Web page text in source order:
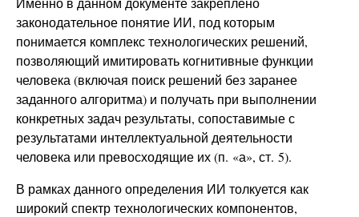
законодательное понятие ИИ, под которым
понимается комплекс технологических решений,
позволяющий имитировать когнитивные функции
человека (включая поиск решений без заранее
заданного алгоритма) и получать при выполнении
конкретных задач результаты, сопоставимые с
результатами интеллектуальной деятельности
человека или превосходящие их (п. «а», ст. 5).
В рамках данного определения ИИ толкуется как
широкий спектр технологических компонентов,